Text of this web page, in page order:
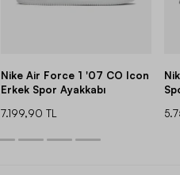
Nike Air Force 1 '07 CO Icon
Erkek Spor Ayakkabı
7.199,90 TL